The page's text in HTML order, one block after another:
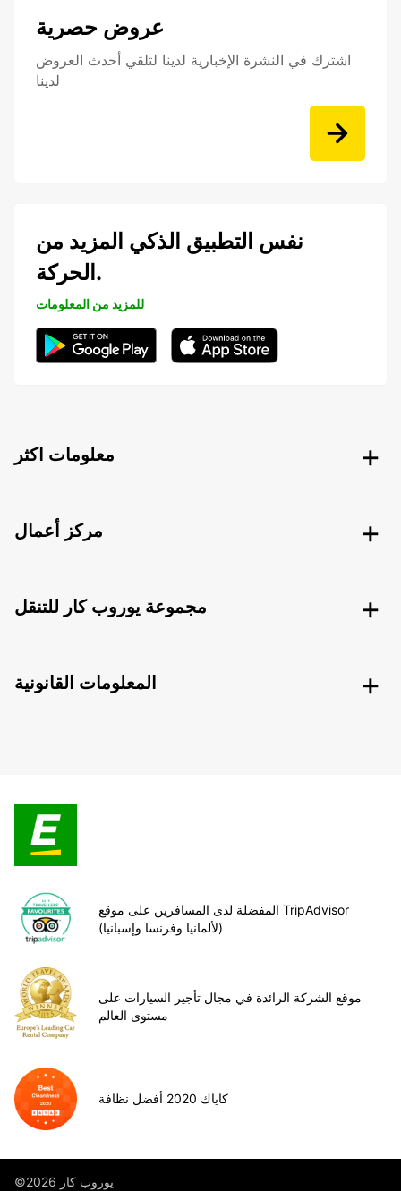
عروض حصرية
اشترك في النشرة الإخبارية لدينا لتلقي أحدث العروض
لدينا
نفس التطبيق الذكي المزيد من
الحركة.
للمزيد من المعلومات
معلومات اكثر
مركز أعمال
مجموعة يوروب كار للتنقل
المعلومات القانونية
المفضلة لدى المسافرين على موقع TripAdvisor
(لألمانيا وفرنسا وإسبانيا)
موقع الشركة الرائدة في مجال تأجير السيارات على
مستوى العالم
كاياك 2020 أفضل نظافة
©يوروب كار 2026